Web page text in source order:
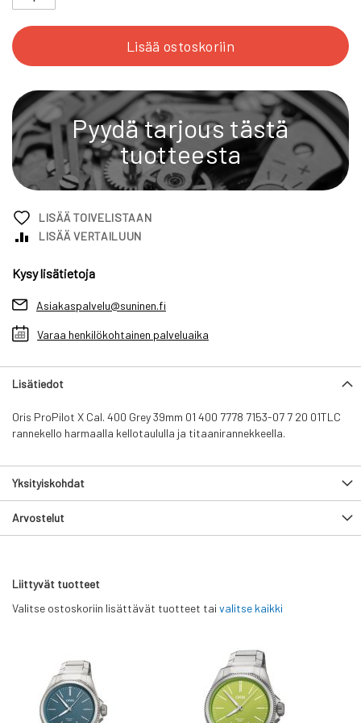
Lisää ostoskoriin
Pyydä tarjous tästä
tuotteesta
LISÄÄ TOIVELISTAAN
LISÄÄ VERTAILUUN
Kysy lisätietoja
Asiakaspalvelu@suninen.fi
Varaa henkilökohtainen palveluaika
Lisätiedot
Oris ProPilot X Cal. 400 Grey 39mm 01 400 7778 7153-07 7 20 01TLC
rannekello harmaalla kellotaululla ja titaanirannekkeella.
Yksityiskohdat
Arvostelut
Liittyvät tuotteet
Valitse ostoskoriin lisättävät tuotteet tai valitse kaikki